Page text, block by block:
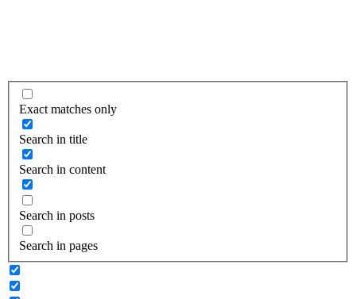
Exact matches only
Search in title
Search in content
Search in posts
Search in pages